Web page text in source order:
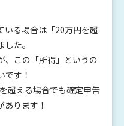
いる場合は「20万円を超
た。
、この「所得」というの
です！
超える場合でも確定申告
ります！